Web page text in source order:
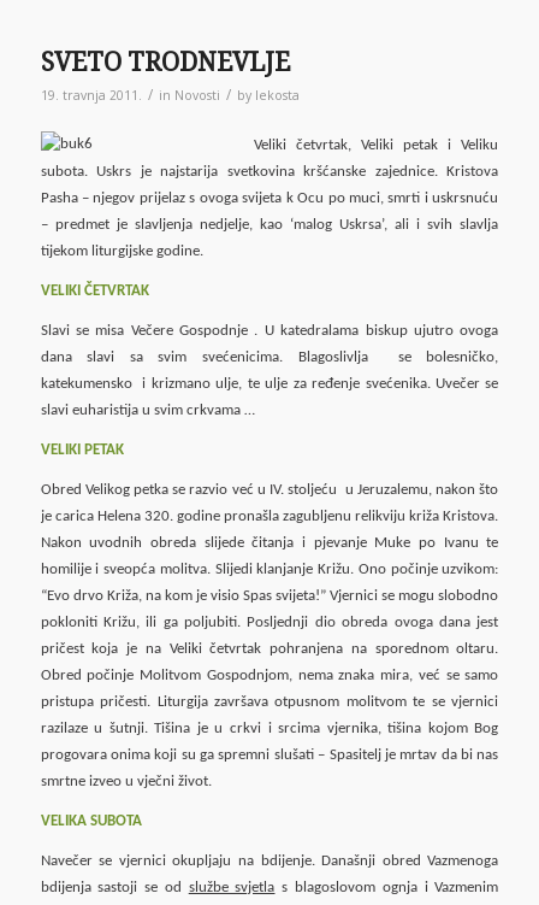
SVETO TRODNEVLJE
19. travnja 2011. / in Novosti / by lekosta
Veliki četvrtak, Veliki petak i Veliku
subota. Uskrs je najstarija svetkovina kršćanske zajednice. Kristova
Pasha – njegov prijelaz s ovoga svijeta k Ocu po muci, smrti i uskrsnuću
– predmet je slavljenja nedjelje, kao ‘malog Uskrsa’, ali i svih slavlja
tijekom liturgijske godine.
VELIKI ČETVRTAK
Slavi se misa Večere Gospodnje . U katedralama biskup ujutro ovoga
dana slavi sa svim svećenicima. Blagoslivlja se bolesničko,
katekumensko i krizmano ulje, te ulje za ređenje svećenika. Uvečer se
slavi euharistija u svim crkvama …
VELIKI PETAK
Obred Velikog petka se razvio već u IV. stoljeću u Jeruzalemu, nakon što
je carica Helena 320. godine pronašla zagubljenu relikviju križa Kristova.
Nakon uvodnih obreda slijede čitanja i pjevanje Muke po Ivanu te
homilije i sveopća molitva. Slijedi klanjanje Križu. Ono počinje uzvikom:
“Evo drvo Križa, na kom je visio Spas svijeta!” Vjernici se mogu slobodno
pokloniti Križu, ili ga poljubiti. Posljednji dio obreda ovoga dana jest
pričest koja je na Veliki četvrtak pohranjena na sporednom oltaru.
Obred počinje Molitvom Gospodnjom, nema znaka mira, već se samo
pristupa pričesti. Liturgija završava otpusnom molitvom te se vjernici
razilaze u šutnji. Tišina je u crkvi i srcima vjernika, tišina kojom Bog
progovara onima koji su ga spremni slušati – Spasitelj je mrtav da bi nas
smrtne izveo u vječni život.
VELIKA SUBOTA
Navečer se vjernici okupljaju na bdijenje. Današnji obred Vazmenoga
bdijenja sastoji se od službe svjetla s blagoslovom ognja i Vazmenim